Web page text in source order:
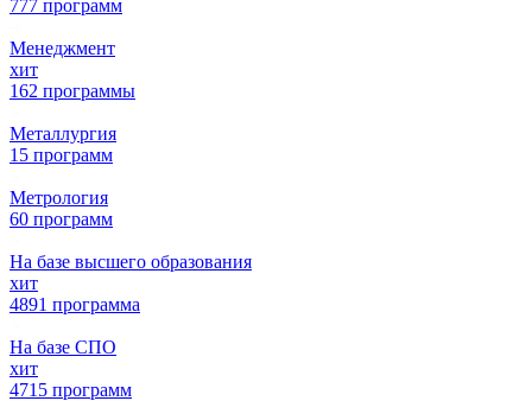
777 программ
Менеджмент
хит
162 программы
Металлургия
15 программ
Метрология
60 программ
На базе высшего образования
хит
4891 программа
На базе СПО
хит
4715 программ